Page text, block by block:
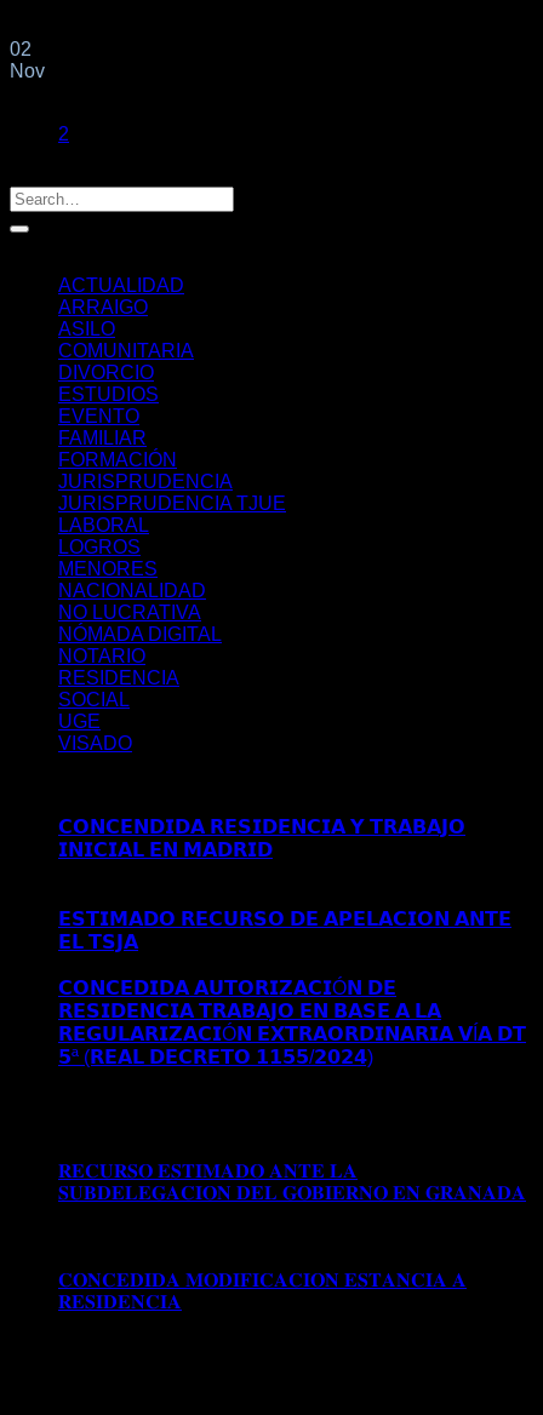
02
Nov
2
ACTUALIDAD
ARRAIGO
ASILO
COMUNITARIA
DIVORCIO
ESTUDIOS
EVENTO
FAMILIAR
FORMACIÓN
JURISPRUDENCIA
JURISPRUDENCIA TJUE
LABORAL
LOGROS
MENORES
NACIONALIDAD
NO LUCRATIVA
NÓMADA DIGITAL
NOTARIO
RESIDENCIA
SOCIAL
UGE
VISADO
𝗖𝗢𝗡𝗖𝗘𝗡𝗗𝗜𝗗𝗔 𝗥𝗘𝗦𝗜𝗗𝗘𝗡𝗖𝗜𝗔 𝗬 𝗧𝗥𝗔𝗕𝗔𝗝𝗢
𝗜𝗡𝗜𝗖𝗜𝗔𝗟 𝗘𝗡 𝗠𝗔𝗗𝗥𝗜𝗗
𝗘𝗦𝗧𝗜𝗠𝗔𝗗𝗢 𝗥𝗘𝗖𝗨𝗥𝗦𝗢 𝗗𝗘 𝗔𝗣𝗘𝗟𝗔𝗖𝗜𝗢𝗡 𝗔𝗡𝗧𝗘
𝗘𝗟 𝗧𝗦𝗝𝗔
𝗖𝗢𝗡𝗖𝗘𝗗𝗜𝗗𝗔 𝗔𝗨𝗧𝗢𝗥𝗜𝗭𝗔𝗖𝗜Ó𝗡 𝗗𝗘
𝗥𝗘𝗦𝗜𝗗𝗘𝗡𝗖𝗜𝗔 𝗧𝗥𝗔𝗕𝗔𝗝𝗢 𝗘𝗡 𝗕𝗔𝗦𝗘 𝗔 𝗟𝗔
𝗥𝗘𝗚𝗨𝗟𝗔𝗥𝗜𝗭𝗔𝗖𝗜Ó𝗡 𝗘𝗫𝗧𝗥𝗔𝗢𝗥𝗗𝗜𝗡𝗔𝗥𝗜𝗔 𝗩Í𝗔 𝗗𝗧
𝟱ª (𝗥𝗘𝗔𝗟 𝗗𝗘𝗖𝗥𝗘𝗧𝗢 𝟭𝟭𝟱𝟱/𝟮𝟬𝟮𝟰)
𝐑𝐄𝐂𝐔𝐑𝐒𝐎 𝐄𝐒𝐓𝐈𝐌𝐀𝐃𝐎 𝐀𝐍𝐓𝐄 𝐋𝐀
𝐒𝐔𝐁𝐃𝐄𝐋𝐄𝐆𝐀𝐂𝐈𝐎𝐍 𝐃𝐄𝐋 𝐆𝐎𝐁𝐈𝐄𝐑𝐍𝐎 𝐄𝐍 𝐆𝐑𝐀𝐍𝐀𝐃𝐀
𝐂𝐎𝐍𝐂𝐄𝐃𝐈𝐃𝐀 𝐌𝐎𝐃𝐈𝐅𝐈𝐂𝐀𝐂𝐈𝐎𝐍 𝐄𝐒𝐓𝐀𝐍𝐂𝐈𝐀 𝐀
𝐑𝐄𝐒𝐈𝐃𝐄𝐍𝐂𝐈𝐀